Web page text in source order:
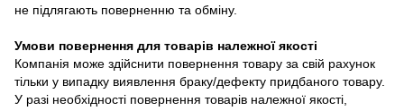
не підлягають поверненню та обміну.
Умови повернення для товарів належної якості
Компанія може здійснити повернення товару за свій рахунок
тільки у випадку виявлення браку/дефекту придбаного товару.
У разі необхідності повернення товарів належної якості,